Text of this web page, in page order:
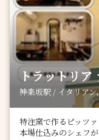
トラットリア
神楽坂駅 / イタリア
特注窯で作るピッツ
本場仕込みのシェフ